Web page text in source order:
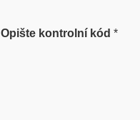
Opište kontrolní kód *